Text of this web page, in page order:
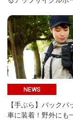
NEWS
【手ぶら】バックパ
車に装着！野外にも